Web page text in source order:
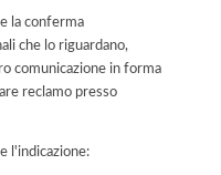
la conferma
che lo riguardano,
comunicazione in forma
reclamo presso
l'indicazione: